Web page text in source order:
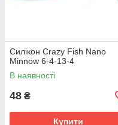
Силікон Crazy Fish Nano
Minnow 6-4-13-4
В наявності
48 ₴
Купити